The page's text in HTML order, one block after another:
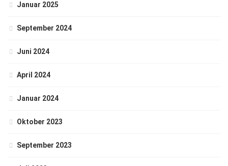
Januar 2025
September 2024
Juni 2024
April 2024
Januar 2024
Oktober 2023
September 2023